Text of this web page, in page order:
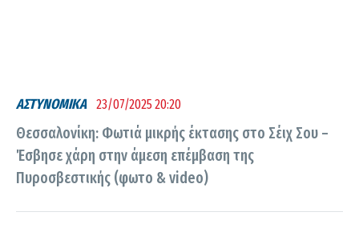
ΑΣΤΥΝΟΜΙΚΑ 23/07/2025 20:20
Θεσσαλονίκη: Φωτιά μικρής έκτασης στο Σέιχ Σου –
Έσβησε χάρη στην άμεση επέμβαση της
Πυροσβεστικής (φωτο & video)